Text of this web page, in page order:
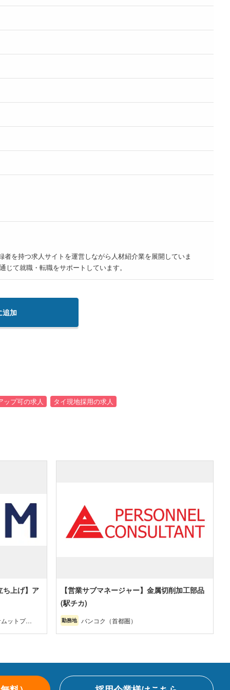
を持つ求人サイトを運営しながら人材紹介業を展開していま
て就職・転職をサポートしています。
追加
ップ可の求人 タイ現地採用の求人
上げ】ア
ットプラ
【営業サブマネージャー】金属切削加工部品
(駅チカ)
勤務地 バンコク（首都圏）